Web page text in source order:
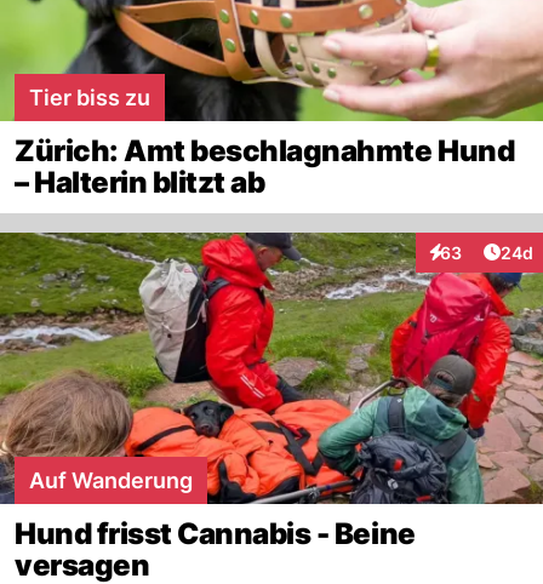
Tier biss zu
Zürich: Amt beschlagnahmte Hund
– Halterin blitzt ab
63
Interaktionen
24d
Auf Wanderung
Hund frisst Cannabis - Beine
versagen